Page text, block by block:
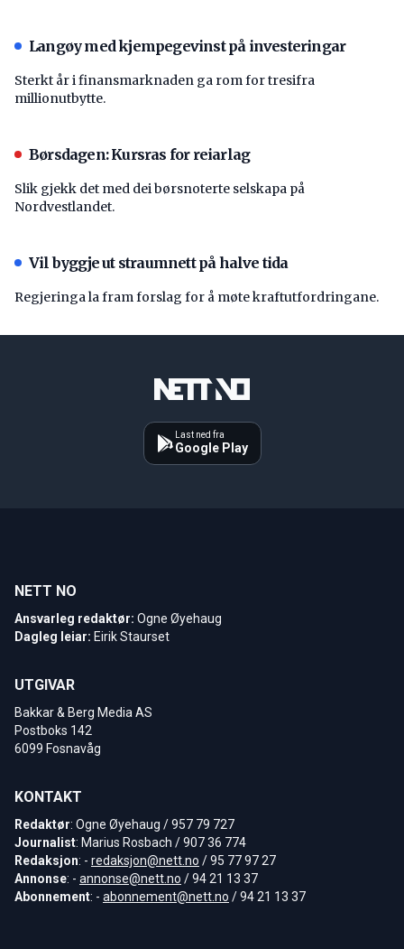
Langøy med kjempegevinst på investeringar
Sterkt år i finansmarknaden ga rom for tresifra
millionutbytte.
Børsdagen: Kursras for reiarlag
Slik gjekk det med dei børsnoterte selskapa på
Nordvestlandet.
Vil byggje ut straumnett på halve tida
Regjeringa la fram forslag for å møte kraftutfordringane.
Last ned fra
Google Play
NETT NO
Ansvarleg redaktør: Ogne Øyehaug
Dagleg leiar: Eirik Staurset
UTGIVAR
Bakkar & Berg Media AS
Postboks 142
6099 Fosnavåg
KONTAKT
Redaktør: Ogne Øyehaug / 957 79 727
Journalist: Marius Rosbach / 907 36 774
Redaksjon: - redaksjon@nett.no / 95 77 97 27
Annonse: - annonse@nett.no / 94 21 13 37
Abonnement: - abonnement@nett.no / 94 21 13 37